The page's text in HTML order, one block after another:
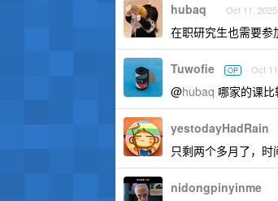
hubaq Oct 11, 2025
在职研究生也需要参
Tuwofie OP Oct
@hubaq 哪家的课
yestodayHadRain
只剩两个多月了，
nidongpinyinme